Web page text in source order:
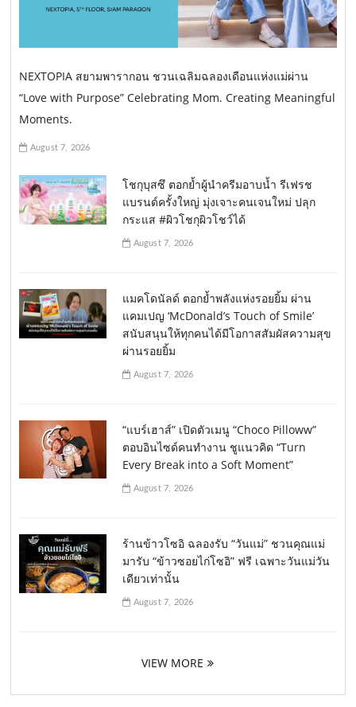
NEXTOPIA สยามพารากอน ชวนเฉลิมฉลองเดือนแห่งแม่ผ่าน
“Love with Purpose” Celebrating Mom. Creating Meaningful
Moments.
August 7, 2026
โชกุบุสซึ ตอกย้ำผู้นำครีมอาบน้ำ รีเฟรช
แบรนด์ครั้งใหญ่ มุ่งเจาะคนเจนใหม่ ปลุก
กระแส #ผิวโชกุผิวโชว์ได้
August 7, 2026
แมคโดนัลด์ ตอกย้ำพลังแห่งรอยยิ้ม ผ่าน
แคมเปญ ‘McDonald’s Touch of Smile’
สนับสนุนให้ทุกคนได้มีโอกาสสัมผัสความสุข
ผ่านรอยยิ้ม
August 7, 2026
“แบร์เฮาส์” เปิดตัวเมนู “Choco Pilloww”
ตอบอินไซด์คนทำงาน ชูแนวคิด “Turn
Every Break into a Soft Moment”
August 7, 2026
ร้านข้าวโซอิ ฉลองรับ “วันแม่” ชวนคุณแม่
มารับ “ข้าวซอยไก่โซอิ” ฟรี เฉพาะวันแม่วัน
เดียวเท่านั้น
August 7, 2026
VIEW MORE